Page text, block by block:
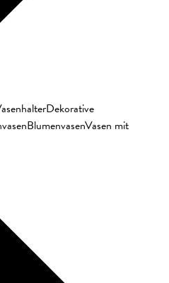
Dekorative
BlumenvasenVasen mit